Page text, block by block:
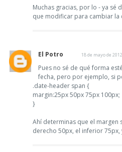
Muchas gracias, por lo - ya sé
que modificar para cambiar la
El Potro 18 de mayo de
Pues no sé de qué forma
fecha, pero por ejemplo, si
.date-header span {
margin:25px 50px 75px 100px;
}
Ahí determinas que el margen
derecho 50px, el inferior